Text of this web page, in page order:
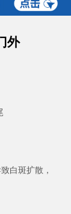
外
白斑扩散，